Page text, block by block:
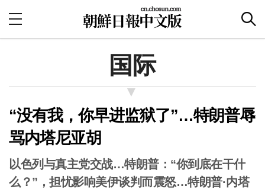
国际
“没有我，你早进监狱了”…特朗普辱
骂内塔尼亚胡
以色列与真主党交战…特朗普：“你到底在干什
么？”，担忧影响美伊谈判而震怒…特朗普·内塔